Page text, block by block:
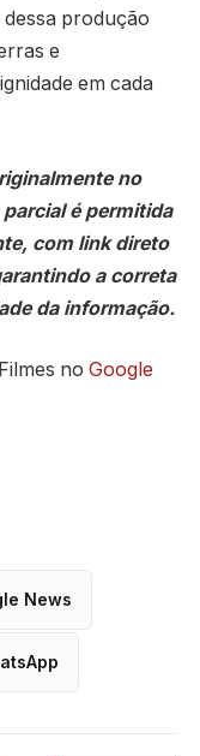
produção
e
em cada
no
é permitida
com link direto
a correta
da informação.
no Google
News